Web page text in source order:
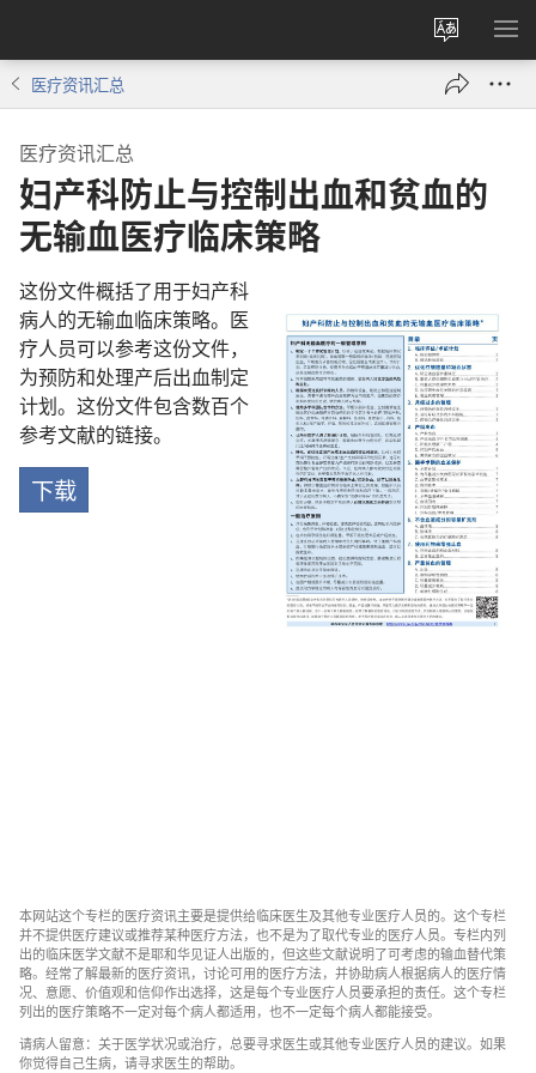
更
改
网
言
显
医疗资讯汇总
医疗资讯汇总
妇产科防止与控制出血和贫血的
无输血医疗临床策略
这份文件概括了用于妇产科
病人的无输血临床策略。医
疗人员可以参考这份文件，
为预防和处理产后出血制定
计划。这份文件包含数百个
参考文献的链接。
下载
本网站这个专栏的医疗资讯主要是提供给临床医生及其他专业医疗人员的。这个专栏
并不提供医疗建议或推荐某种医疗方法，也不是为了取代专业的医疗人员。专栏内列
出的临床医学文献不是耶和华见证人出版的，但这些文献说明了可考虑的输血替代策
略。经常了解最新的医疗资讯，讨论可用的医疗方法，并协助病人根据病人的医疗情
况、意愿、价值观和信仰作出选择，这是每个专业医疗人员要承担的责任。这个专栏
列出的医疗策略不一定对每个病人都适用，也不一定每个病人都能接受。
请病人留意：关于医学状况或治疗，总要寻求医生或其他专业医疗人员的建议。如果
你觉得自己生病，请寻求医生的帮助。